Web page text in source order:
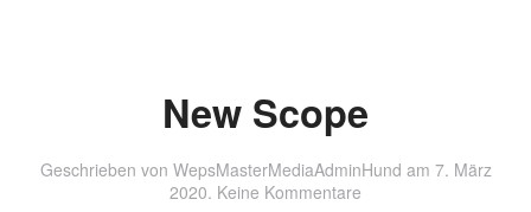
New Scope
Geschrieben von WepsMasterMediaAdminHund am 7. März
2020. Keine Kommentare